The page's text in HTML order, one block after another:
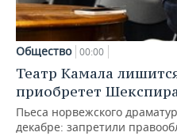
Общество 00:00
Театр Камала
приобретет
Пьеса норвежского
декабре: запретили